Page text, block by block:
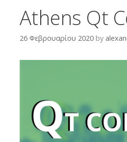
Athens Qt
26 Φεβρουαρίου 2020 by